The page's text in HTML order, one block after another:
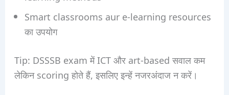
Smart classrooms aur e-learning resources
का उपयोग
Tip: DSSSB exam में ICT और art-based सवाल कम
लेकिन scoring होते हैं, इसलिए इन्हें नजरअंदाज न करें।